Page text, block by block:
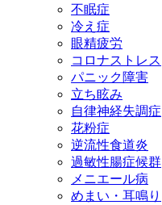
不眠症
冷え症
眼精疲労
コロナストレス
パニック障害
立ち眩み
自律神経失調症
花粉症
逆流性食道炎
過敏性腸症候群
メニエール病
めまい・耳鳴り